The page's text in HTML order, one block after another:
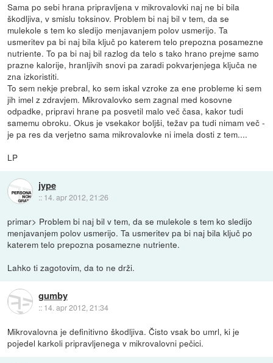
Sama po sebi hrana pripravljena v mikrovalovki naj ne bi bila
škodljiva, v smislu toksinov. Problem bi naj bil v tem, da se
mulekole s tem ko sledijo menjavanjem polov usmerijo. Ta
usmeritev pa bi naj bila ključ po katerem telo prepozna posamezne
nutriente. To pa bi naj bil razlog da telo s tako hrano prejme samo
prazne kalorije, hranljivih snovi pa zaradi pokvarjenjega ključa ne
zna izkoristiti.
To sem nekje prebral, ko sem iskal vzroke za ene probleme ki sem
jih imel z zdravjem. Mikrovalovko sem zagnal med kosovne
odpadke, pripravi hrane pa posvetil malo več časa, kakor tudi
samemu obroku. Okus je vsekakor boljši, težav pa tudi nimam več -
je pa res da verjetno sama mikrovalovke ni imela dosti z tem....
LP
jype
:: 14. apr 2012, 21:26
primar> Problem bi naj bil v tem, da se mulekole s tem ko sledijo
menjavanjem polov usmerijo. Ta usmeritev pa bi naj bila ključ po
katerem telo prepozna posamezne nutriente.
Lahko ti zagotovim, da to ne drži.
gumby
:: 14. apr 2012, 21:34
Mikrovalovna je definitivno škodljiva. Čisto vsak bo umrl, ki je
pojedel karkoli pripravljenega v mikrovalovni pečici.